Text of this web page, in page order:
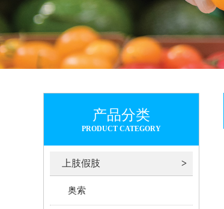
产品分类
PRODUCT CATEGORY
上肢假肢
奥索